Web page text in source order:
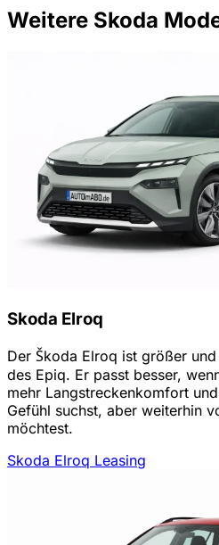
Weitere Skoda
Skoda Elroq
Der Škoda Elroq ist größer
des Epiq. Er passt besser,
mehr Langstreckenkomfort
Gefühl suchst, aber weiterhin
möchtest.
Skoda Elroq Leasing